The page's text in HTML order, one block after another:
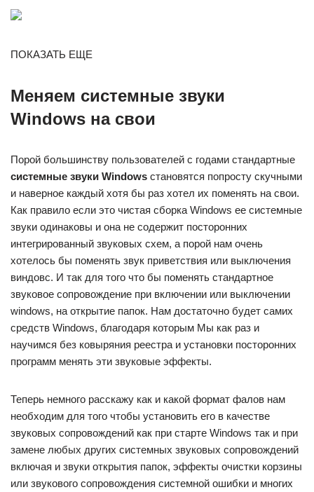
ПОКАЗАТЬ ЕЩЕ
Меняем системные звуки
Windows на свои
Порой большинству пользователей с годами стандартные
системные звуки Windows становятся попросту скучными
и наверное каждый хотя бы раз хотел их поменять на свои.
Как правило если это чистая сборка Windows ее системные
звуки одинаковы и она не содержит посторонних
интегрированный звуковых схем, а порой нам очень
хотелось бы поменять звук приветствия или выключения
виндовс. И так для того что бы поменять стандартное
звуковое сопровождение при включении или выключении
windows, на открытие папок. Нам достаточно будет самих
средств Windows, благодаря которым Мы как раз и
научимся без ковыряния реестра и установки посторонних
программ менять эти звуковые эффекты.
Теперь немного расскажу как и какой формат фалов нам
необходим для того чтобы установить его в качестве
звуковых сопровождений как при старте Windows так и при
замене любых других системных звуковых сопровождений
включая и звуки открытия папок, эффекты очистки корзины
или звукового сопровождения системной ошибки и многих